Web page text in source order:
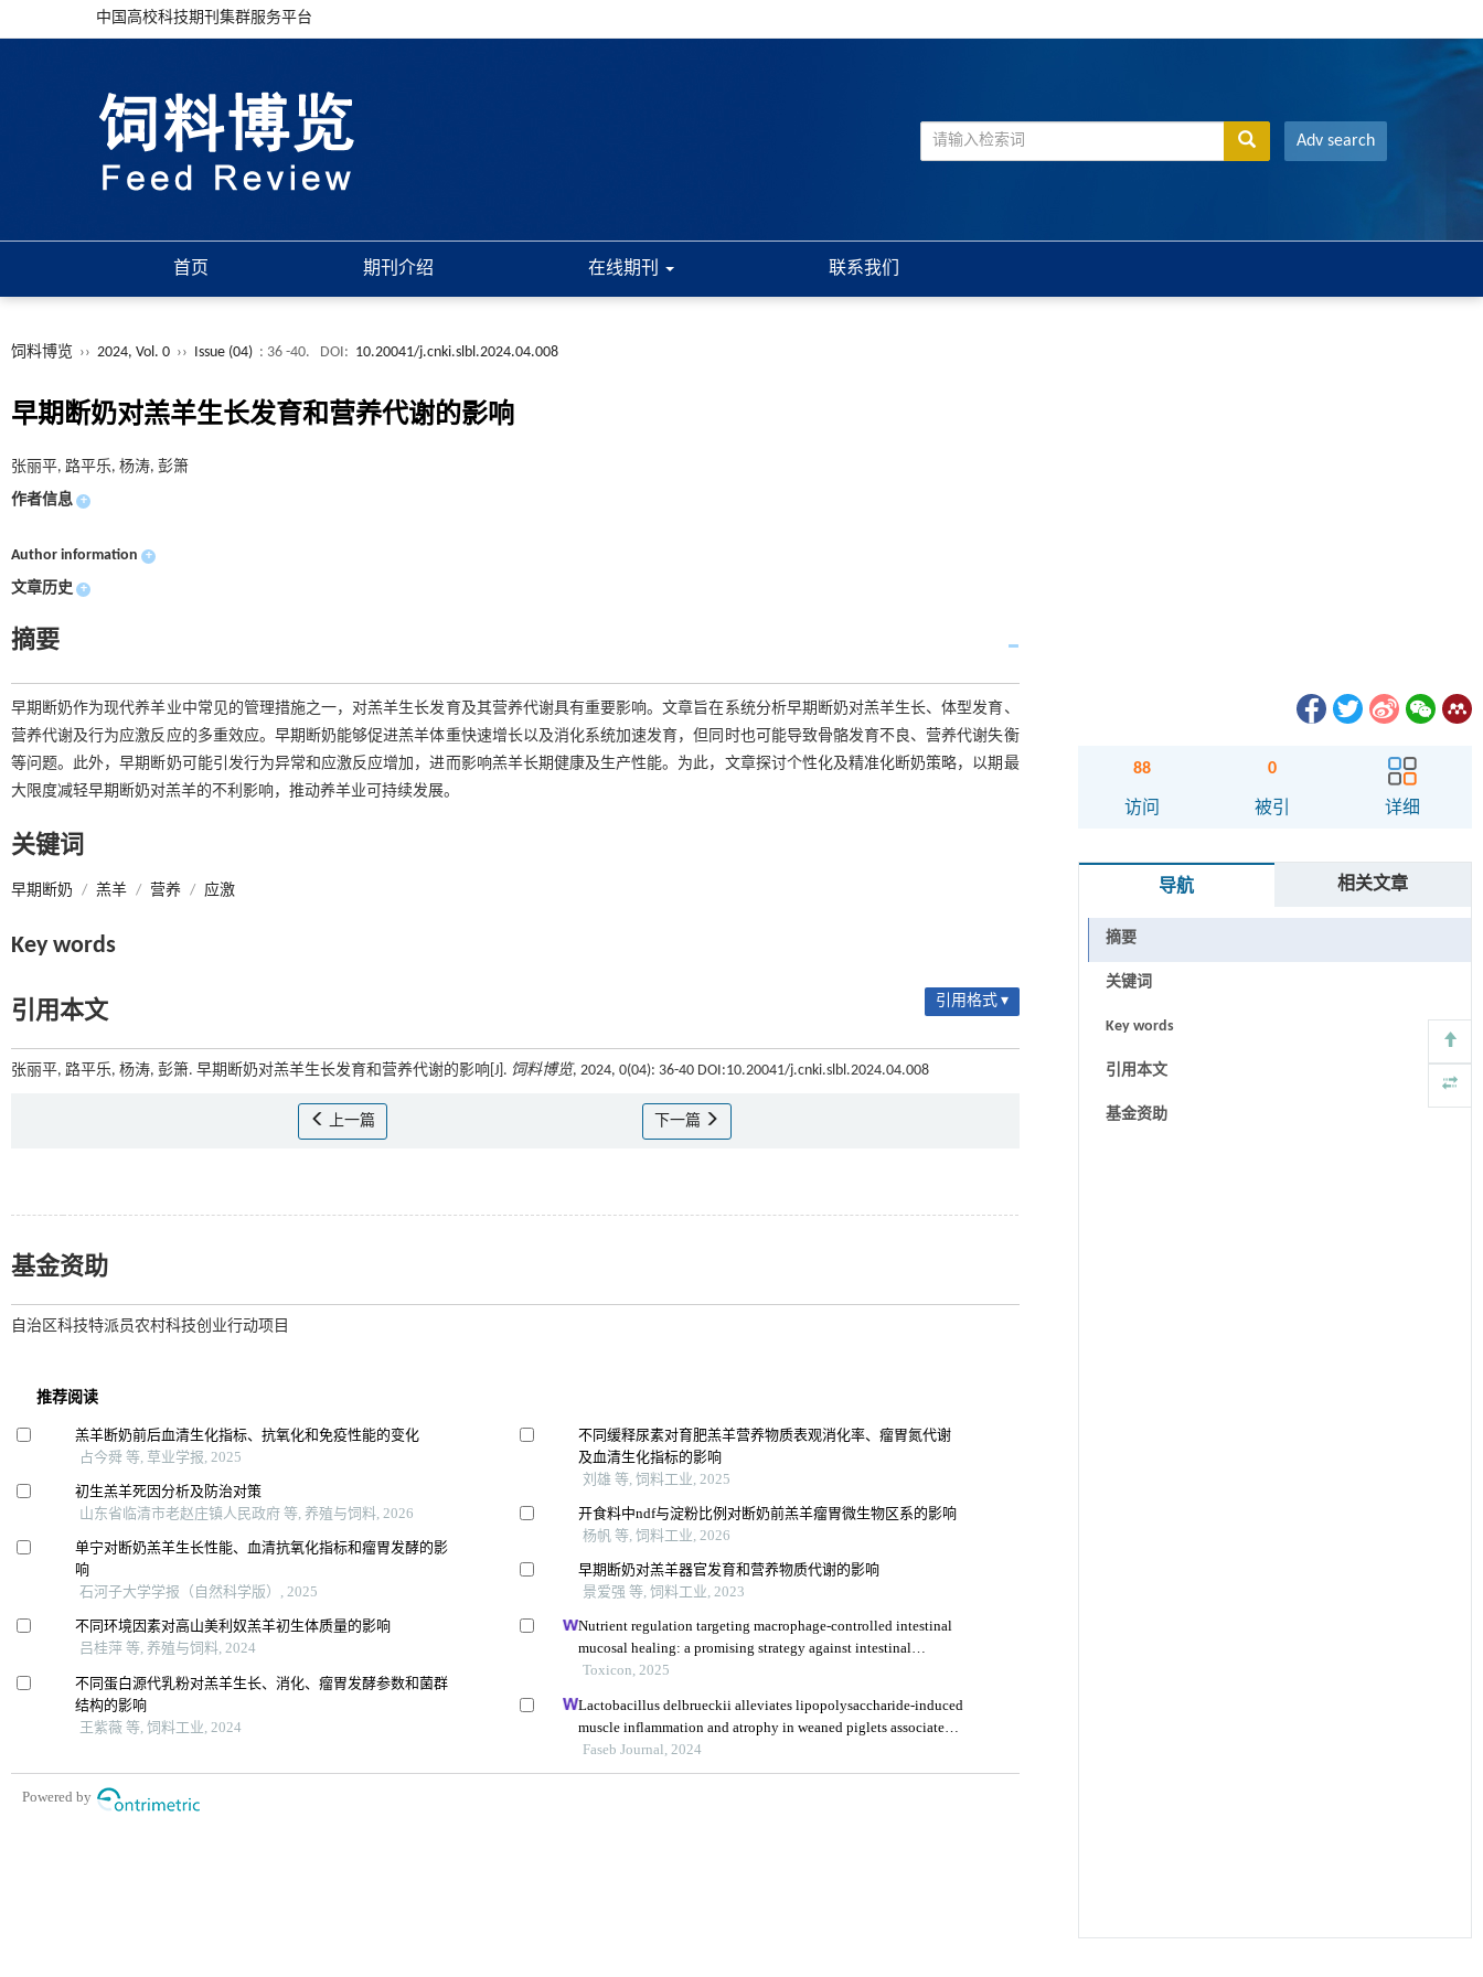
中国高校科技期刊集群服务平台
Adv search
首页 期刊介绍 在线期刊 联系我们
饲料博览 ›› 2024, Vol. 0 ›› Issue (04) : 36 -40. DOI: 10.20041/j.cnki.slbl.2024.04.008
早期断奶对羔羊生长发育和营养代谢的影响
张丽平, 路平乐, 杨涛, 彭箫
作者信息 +
Author information +
文章历史 +
摘要
早期断奶作为现代养羊业中常见的管理措施之一，对羔羊生长发育及其营养代谢具有重要影响。文章旨在系统分析早期断奶对羔羊生长、体型发育、
营养代谢及行为应激反应的多重效应。早期断奶能够促进羔羊体重快速增长以及消化系统加速发育，但同时也可能导致骨骼发育不良、营养代谢失衡
等问题。此外，早期断奶可能引发行为异常和应激反应增加，进而影响羔羊长期健康及生产性能。为此，文章探讨个性化及精准化断奶策略，以期最
大限度减轻早期断奶对羔羊的不利影响，推动养羊业可持续发展。
关键词
早期断奶 / 羔羊 / 营养 / 应激
Key words
引用本文 引用格式 ▾
张丽平, 路平乐, 杨涛, 彭箫. 早期断奶对羔羊生长发育和营养代谢的影响[J]. 饲料博览, 2024, 0(04): 36-40 DOI:10.20041/j.cnki.slbl.2024.04.008
上一篇 下一篇
基金资助
自治区科技特派员农村科技创业行动项目
88
访问
0
被引 详细
导航 相关文章
摘要
关键词
Key words
引用本文
基金资助